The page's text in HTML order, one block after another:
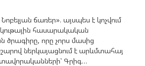
ճառեր». այսպես է կոչվում
հասարակական
ծրագիրը, որը չորս մասից
ներկայացնում է արևմտահայ
Գրիգ…